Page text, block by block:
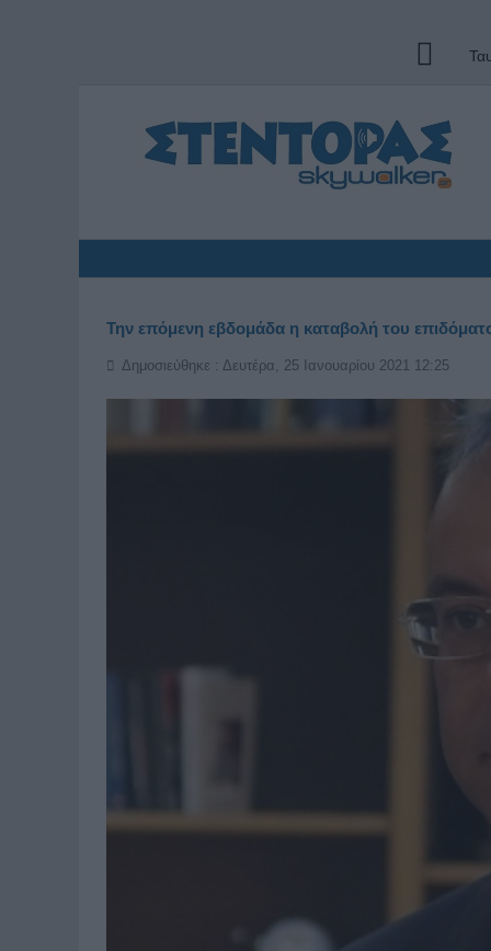
Την επόμενη εβδομάδα η καταβολή του
Δημοσιεύθηκε : Δευτέρα, 25 Ιανουαρίου 2021 12:25